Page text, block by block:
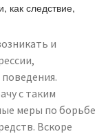
как следствие,
и
с таким
меры по борьбе
Вскоре